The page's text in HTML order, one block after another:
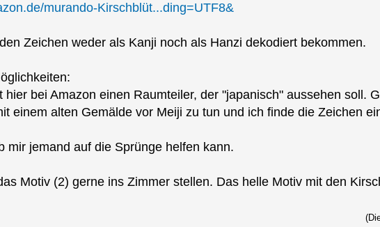
murando-Kirschblüt...ding=UTF8&
Zeichen weder als Kanji noch als Hanzi dekodiert bekommen.
hier bei Amazon einen Raumteiler, der "japanisch" aussehen soll.
einem alten Gemälde vor Meiji zu tun und ich finde die Zeichen
mir jemand auf die Sprünge helfen kann.
Motiv (2) gerne ins Zimmer stellen. Das helle Motiv mit den